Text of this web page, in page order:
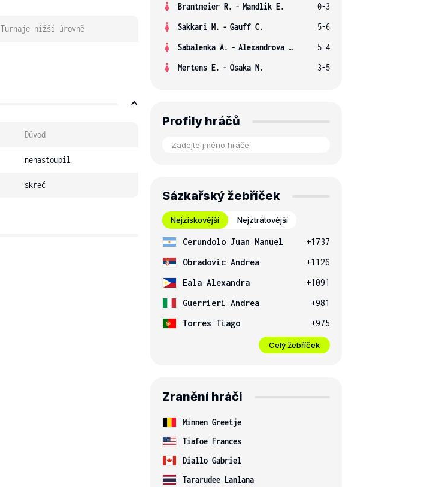
Turnaje nižší úrovně
Důvod
nenastoupil
skreč
Brantmeier R. - Mandlik E.
0-3
Sakkari M. - Gauff C.
5-6
Sabalenka A. - Alexandrova E.
5-4
Mertens E. - Osaka N. 3-5
Profily hráčů
Sázkařský žebříček
Nejziskovější Nejztrátovější
Cerundolo Juan Manuel
+1737
Obradovic Andrea
+1126
Eala Alexandra
+1091
Guerrieri Andrea
+981
Torres Tiago
+975
Celý žebříček
Zranění hráči
Minnen Greetje
Tiafoe Frances
Diallo Gabriel
Tararudee Lanlana